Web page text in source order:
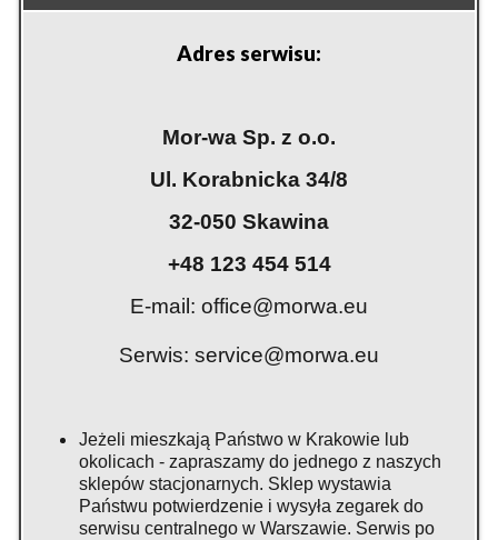
Adres serwisu:
Mor-wa Sp. z o.o.
Ul. Korabnicka 34/8
32-050 Skawina
+48 123 454 514
E-mail: office@morwa.eu
Serwis: service@morwa.eu
Jeżeli mieszkają Państwo w Krakowie lub
okolicach - zapraszamy do jednego z naszych
sklepów stacjonarnych. Sklep wystawia
Państwu potwierdzenie i wysyła zegarek do
serwisu centralnego w Warszawie. Serwis po